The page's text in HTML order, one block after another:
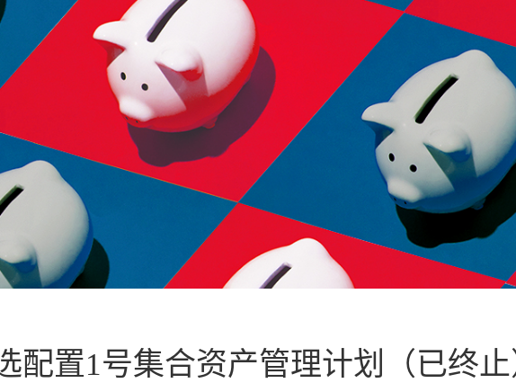
配置1号集合资产管理计划（已终止